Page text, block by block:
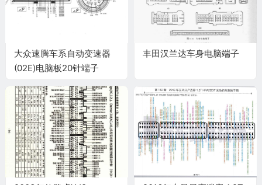
大众速腾车系自动变速器
(02E)电脑板20针端子
丰田汉兰达车身电脑端子